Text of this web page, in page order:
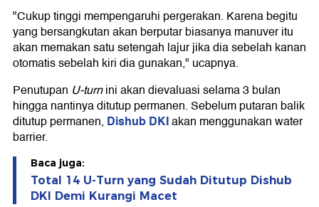
"Cukup tinggi mempengaruhi pergerakan. Karena begitu
yang bersangkutan akan berputar biasanya manuver itu
akan memakan satu setengah lajur jika dia sebelah kanan
otomatis sebelah kiri dia gunakan," ucapnya.
Penutupan U-turnini akan dievaluasi selama 3 bulan
hingga nantinya ditutup permanen. Sebelum putaran balik
ditutup permanen, Dishub DKIakan menggunakan water
barrier.
Baca juga:
Total 14 U-Turn yang Sudah Ditutup Dishub
DKI Demi Kurangi Macet